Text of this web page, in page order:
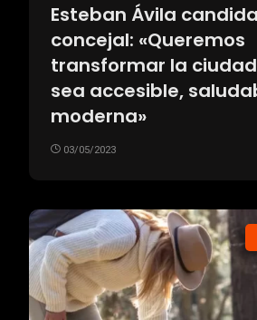
Esteban Ávila
concejal: «Queremos
transformar la
sea accesible,
moderna»
03/05/2023